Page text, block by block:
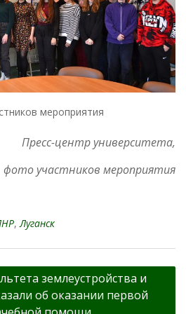
мероприятия
Пресс-центр университета,
фото участников мероприятия
, Луганск
землеустройства и
об оказании первой